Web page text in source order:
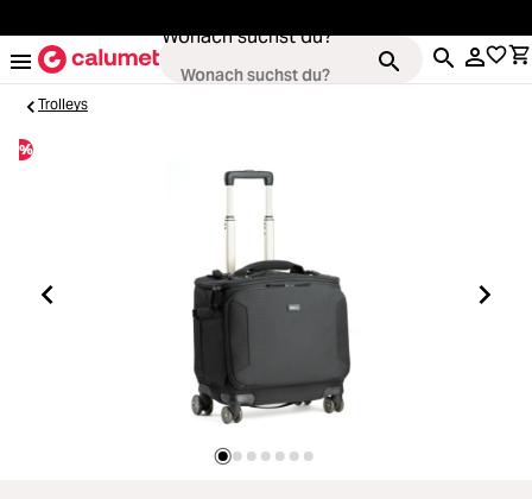
Wonach suchst du?
Loading...
Video & Drohnen
Stative & Gimbals
Trolleys
%